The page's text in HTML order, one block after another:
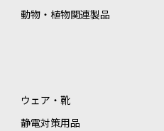
動物・植物関連製品
ウェア・靴
静電対策用品